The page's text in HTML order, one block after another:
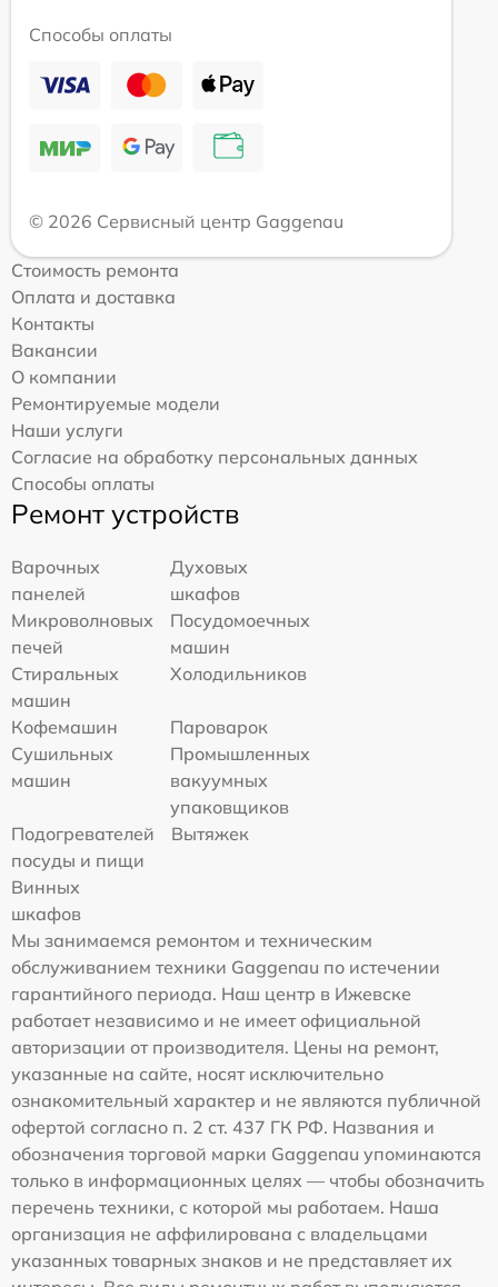
Способы оплаты
© 2026 Сервисный центр Gaggenau
Стоимость ремонта
Оплата и доставка
Контакты
Вакансии
О компании
Ремонтируемые модели
Наши услуги
Согласие на обработку персональных данных
Способы оплаты
Ремонт устройств
Варочных
панелей
Духовых
шкафов
Микроволновых
печей
Посудомоечных
машин
Стиральных
машин
Холодильников
Кофемашин
Пароварок
Сушильных
машин
Промышленных
вакуумных
упаковщиков
Подогревателей
посуды и пищи
Вытяжек
Винных
шкафов
Мы занимаемся ремонтом и техническим
обслуживанием техники Gaggenau по истечении
гарантийного периода. Наш центр в Ижевске
работает независимо и не имеет официальной
авторизации от производителя. Цены на ремонт,
указанные на сайте, носят исключительно
ознакомительный характер и не являются публичной
офертой согласно п. 2 ст. 437 ГК РФ. Названия и
обозначения торговой марки Gaggenau упоминаются
только в информационных целях — чтобы обозначить
перечень техники, с которой мы работаем. Наша
организация не аффилирована с владельцами
указанных товарных знаков и не представляет их